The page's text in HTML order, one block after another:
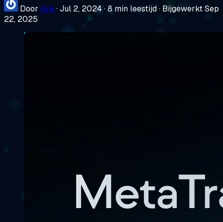
Door Ava·Jul 2, 2024 ·8 min leestijd· Bijgewerkt Sep
22, 2025